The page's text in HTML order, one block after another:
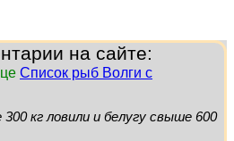
на сайте:
Список рыб Волги с
кг ловили и белугу свыше 600